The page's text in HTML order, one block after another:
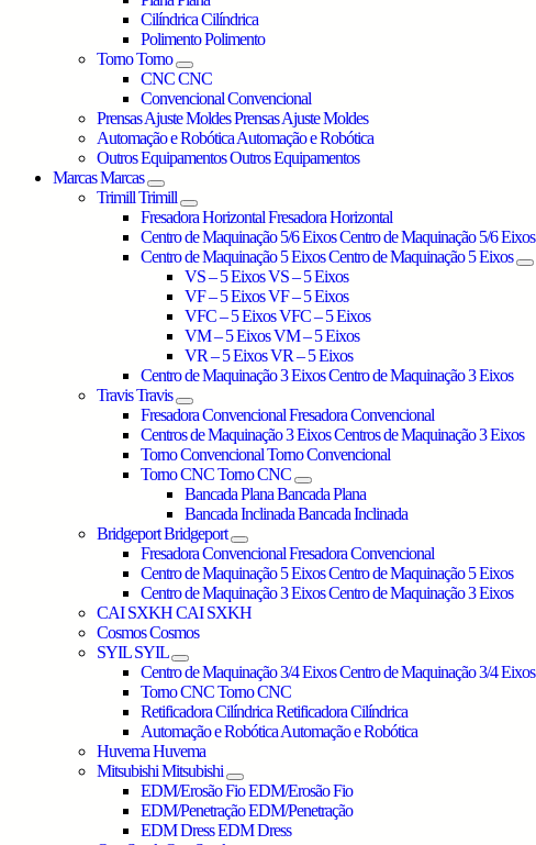
CilíndricaCilíndrica
PolimentoPolimento
TornoTorno
CNCCNC
ConvencionalConvencional
Prensas Ajuste MoldesPrensas Ajuste Moldes
Automação e RobóticaAutomação e Robótica
Outros EquipamentosOutros Equipamentos
MarcasMarcas
TrimillTrimill
Fresadora HorizontalFresadora Horizontal
Centro de Maquinação 5/6 EixosCentro de Maquinação 5/6 Eixos
Centro de Maquinação 5 EixosCentro de Maquinação 5 Eixos
VS – 5 EixosVS – 5 Eixos
VF – 5 EixosVF – 5 Eixos
VFC – 5 EixosVFC – 5 Eixos
VM – 5 EixosVM – 5 Eixos
VR – 5 EixosVR – 5 Eixos
Centro de Maquinação 3 EixosCentro de Maquinação 3 Eixos
TravisTravis
Fresadora ConvencionalFresadora Convencional
Centros de Maquinação 3 EixosCentros de Maquinação 3 Eixos
Torno ConvencionalTorno Convencional
Torno CNCTorno CNC
Bancada PlanaBancada Plana
Bancada InclinadaBancada Inclinada
BridgeportBridgeport
Fresadora ConvencionalFresadora Convencional
Centro de Maquinação 5 EixosCentro de Maquinação 5 Eixos
Centro de Maquinação 3 EixosCentro de Maquinação 3 Eixos
CAI SXKHCAI SXKH
CosmosCosmos
SYIL SYIL
Centro de Maquinação 3/4 EixosCentro de Maquinação 3/4 Eixos
Torno CNCTorno CNC
Retificadora CilíndricaRetificadora Cilíndrica
Automação e RobóticaAutomação e Robótica
HuvemaHuvema
MitsubishiMitsubishi
EDM/Erosão FioEDM/Erosão Fio
EDM/PenetraçãoEDM/Penetração
EDM DressEDM Dress